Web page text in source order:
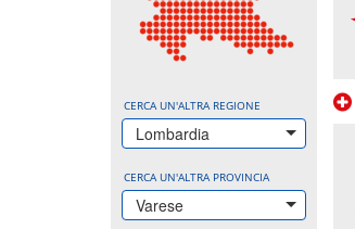
CERCA UN'ALTRA REGIONE
Lombardia
CERCA UN'ALTRA PROVINCIA
Varese